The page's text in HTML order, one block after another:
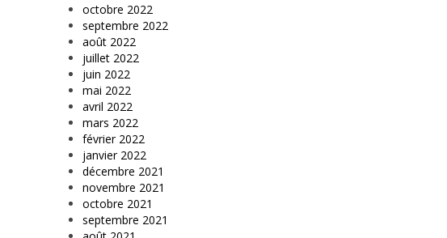
octobre 2022
septembre 2022
août 2022
juillet 2022
juin 2022
mai 2022
avril 2022
mars 2022
février 2022
janvier 2022
décembre 2021
novembre 2021
octobre 2021
septembre 2021